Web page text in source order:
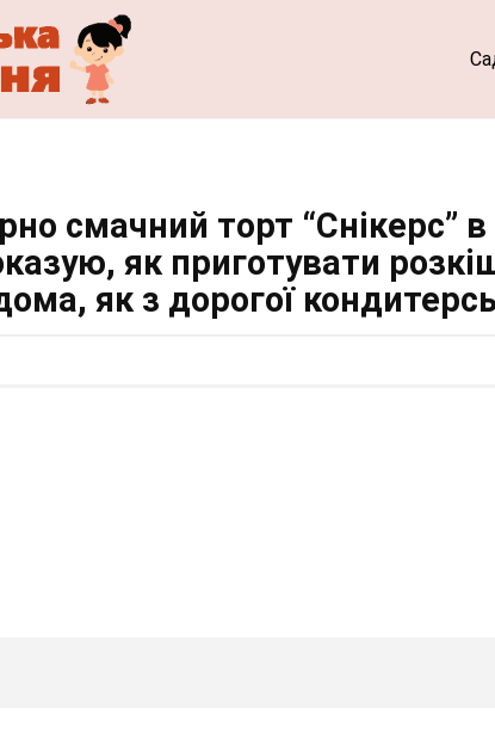
смачний торт “Снікерс”
як приготувати
як з дорогої